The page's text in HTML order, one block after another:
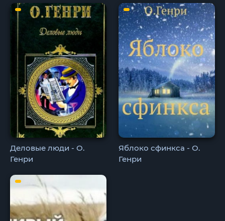
Деловые люди - О.
Генри
Яблоко сфинкса - О.
Генри